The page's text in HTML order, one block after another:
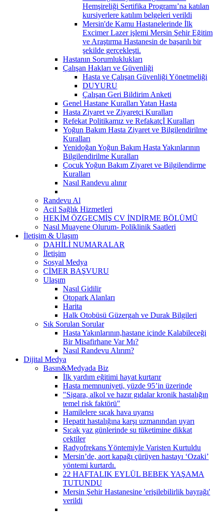
Hemşireliği Sertifika Programı’na katılan
kursiyerlere katılım belgeleri verildi
Mersin'de Kamu Hastanelerinde İlk
Excimer Lazer işlemi Mersin Şehir Eğitim
ve Araştırma Hastanesin de başarılı bir
şekilde gerçekleşti.
Hastanın Sorumluklukları
Çalışan Hakları ve Güvenliği
Hasta ve Çalışan Güvenliği Yönetmeliği
DUYURU
Çalışan Geri Bildirim Anketi
Genel Hastane Kuralları Yatan Hasta
Hasta Ziyaret ve Ziyaretçi Kuralları
Refekat Politikamız ve Refakatçİ Kuralları
Yoğun Bakım Hasta Ziyaret ve Bilgilendirilme
Kuralları
Yenidoğan Yoğun Bakım Hasta Yakınlarının
Bilgilendirilme Kuralları
Çocuk Yoğun Bakım Ziyaret ve Bilgilendirme
Kuralları
Nasıl Randevu alınır
Randevu Al
Acil Sağlık Hizmetleri
HEKİM ÖZGEÇMİŞ CV İNDİRME BÖLÜMÜ
Nasıl Muayene Olurum- Poliklinik Saatleri
İletişim & Ulaşım
DAHİLİ NUMARALAR
İletişim
Sosyal Medya
CİMER BAŞVURU
Ulaşım
Nasıl Gidilir
Otopark Alanları
Harita
Halk Otobüsü Güzergah ve Durak Bilgileri
Sık Sorulan Sorular
Hasta Yakınlarının,hastane içinde Kalabileceği
Bir Misafirhane Var Mı?
Nasıl Randevu Alırım?
Dijital Medya
Basın&Medyada Biz
İlk yardım eğitimi hayat kurtarır
Hasta memnuniyeti, yüzde 95’in üzerinde
"Sigara, alkol ve hazır gıdalar kronik hastalığın
temel risk faktörü"
Hamilelere sıcak hava uyarısı
Hepatit hastalığına karşı uzmanından uyarı
Sıcak yaz günlerinde su tüketimine dikkat
çektiler
Radyofrekans Yöntemiyle Varisten Kurtuldu
Mersin’de, aort kapağı çürüyen hastayı ‘Ozaki’
yöntemi kurtardı.
22 HAFTALIK EYLÜL BEBEK YAŞAMA
TUTUNDU
Mersin Şehir Hastanesine 'erişilebilirlik bayrağı'
verildi